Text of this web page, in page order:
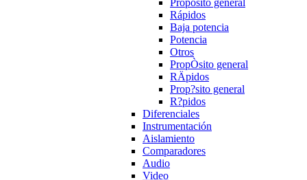
Rápidos
Baja potencia
Potencia
Otros
PropÒsito general
RÄpidos
Prop?sito general
R?pidos
Diferenciales
Instrumentación
Aislamiento
Comparadores
Audio
Video